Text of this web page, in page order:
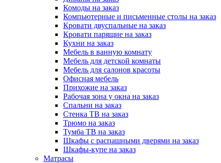
Комоды на заказ
Компьютерные и письменные столы на заказ
Кровати двуспальные на заказ
Кровати парящие на заказ
Кухни на заказ
Мебель в ванную комнату
Мебель для детской комнаты
Мебель для салонов красоты
Офисная мебель
Прихожие на заказ
Рабочая зона у окна на заказ
Спальни на заказ
Стенка ТВ на заказ
Трюмо на заказ
Тумба ТВ на заказ
Шкафы с распашными дверями на заказ
Шкафы-купе на заказ
Матрасы